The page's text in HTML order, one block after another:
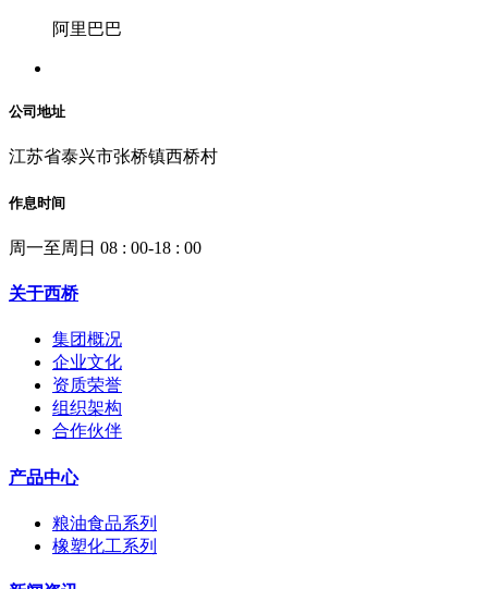
阿里巴巴
公司地址
江苏省泰兴市张桥镇西桥村
作息时间
周一至周日 08 : 00-18 : 00
关于西桥
集团概况
企业文化
资质荣誉
组织架构
合作伙伴
产品中心
粮油食品系列
橡塑化工系列